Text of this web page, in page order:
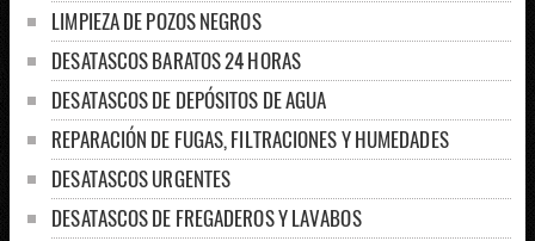
LIMPIEZA DE POZOS NEGROS
DESATASCOS BARATOS 24 HORAS
DESATASCOS DE DEPÓSITOS DE AGUA
REPARACIÓN DE FUGAS, FILTRACIONES Y HUMEDADES
DESATASCOS URGENTES
DESATASCOS DE FREGADEROS Y LAVABOS